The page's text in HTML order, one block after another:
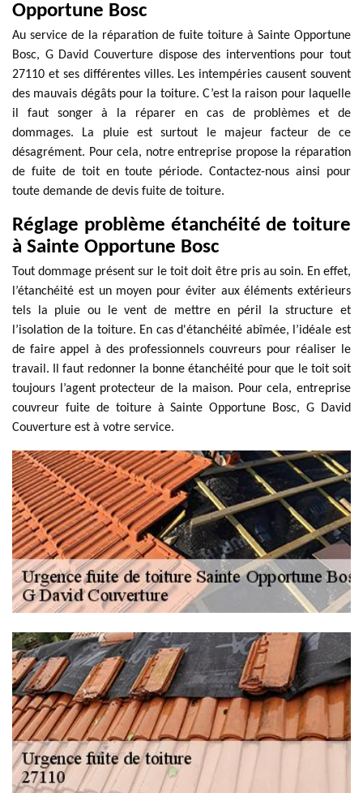
Opportune Bosc
Au service de la réparation de fuite toiture à Sainte Opportune
Bosc, G David Couverture dispose des interventions pour tout
27110 et ses différentes villes. Les intempéries causent souvent
des mauvais dégâts pour la toiture. C’est la raison pour laquelle
il faut songer à la réparer en cas de problèmes et de
dommages. La pluie est surtout le majeur facteur de ce
désagrément. Pour cela, notre entreprise propose la réparation
de fuite de toit en toute période. Contactez-nous ainsi pour
toute demande de devis fuite de toiture.
Réglage problème étanchéité de toiture
à Sainte Opportune Bosc
Tout dommage présent sur le toit doit être pris au soin. En effet,
l’étanchéité est un moyen pour éviter aux éléments extérieurs
tels la pluie ou le vent de mettre en péril la structure et
l’isolation de la toiture. En cas d'étanchéité abîmée, l’idéale est
de faire appel à des professionnels couvreurs pour réaliser le
travail. Il faut redonner la bonne étanchéité pour que le toit soit
toujours l’agent protecteur de la maison. Pour cela, entreprise
couvreur fuite de toiture à Sainte Opportune Bosc, G David
Couverture est à votre service.